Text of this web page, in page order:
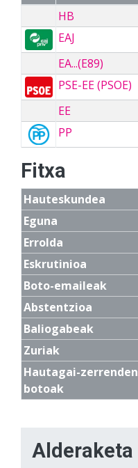
HB
EAJ
EA...(E89)
PSE-EE (PSOE)
EE
PP
Fitxa
Hauteskundea
Eguna
Errolda
Eskrutinioa
Boto-emaileak
Abstentzioa
Baliogabeak
Zuriak
Hautagai-zerrenden
botoak
Alderaketa